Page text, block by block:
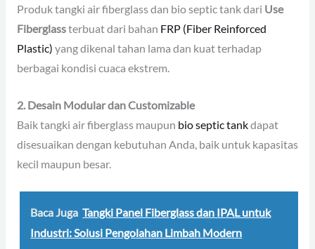
Produk tangki air fiberglass dan bio septic tank dari Use
Fiberglassterbuat dari bahan FRP (Fiber Reinforced
Plastic) yang dikenal tahan lama dan kuat terhadap
berbagai kondisi cuaca ekstrem.
2. Desain Modular dan Customizable
Baik tangki air fiberglass maupun bio septic tankdapat
disesuaikan dengan kebutuhan Anda, baik untuk kapasitas
kecil maupun besar.
Baca Juga Tangki Panel Fiberglass dan IPAL untuk
Industri: Solusi Pengolahan Limbah Modern